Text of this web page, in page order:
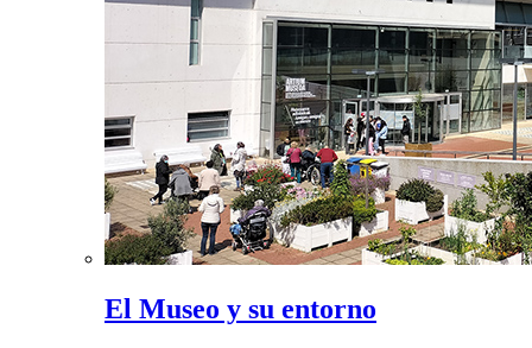
El Museo y su entorno